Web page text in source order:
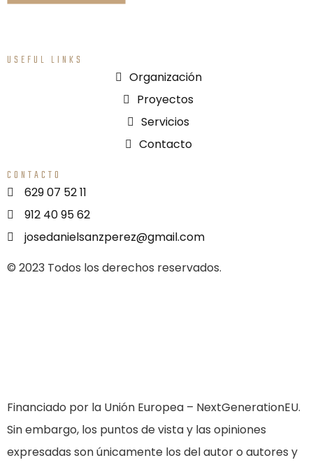
USEFUL LINKS
Organización
Proyectos
Servicios
Contacto
CONTACTO
629 07 52 11
912 40 95 62
josedanielsanzperez@gmail.com
© 2023 Todos los derechos reservados.
Financiado por la Unión Europea – NextGenerationEU.
Sin embargo, los puntos de vista y las opiniones
expresadas son únicamente los del autor o autores y